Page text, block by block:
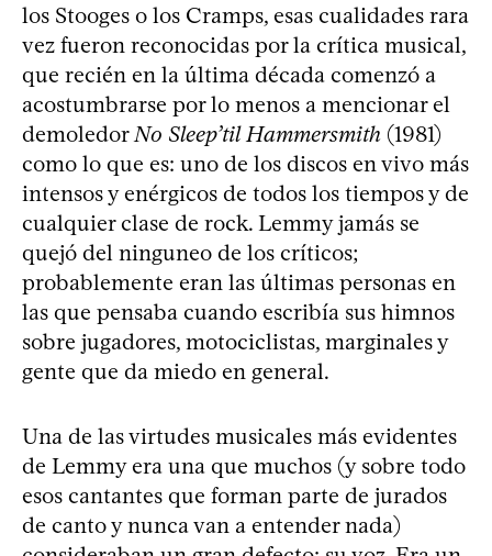
los Stooges o los Cramps, esas cualidades rara
vez fueron reconocidas por la crítica musical,
que recién en la última década comenzó a
acostumbrarse por lo menos a mencionar el
demoledor No Sleep’til Hammersmith (1981)
como lo que es: uno de los discos en vivo más
intensos y enérgicos de todos los tiempos y de
cualquier clase de rock. Lemmy jamás se
quejó del ninguneo de los críticos;
probablemente eran las últimas personas en
las que pensaba cuando escribía sus himnos
sobre jugadores, motociclistas, marginales y
gente que da miedo en general.
Una de las virtudes musicales más evidentes
de Lemmy era una que muchos (y sobre todo
esos cantantes que forman parte de jurados
de canto y nunca van a entender nada)